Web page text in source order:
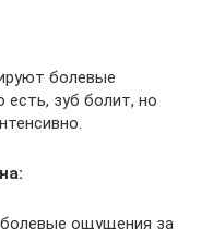
болевые
зуб болит, но
ощущения за